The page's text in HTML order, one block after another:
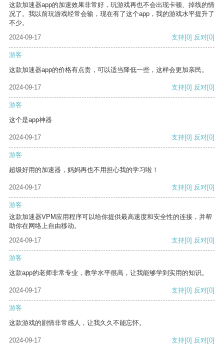
这款加速器app的加速效果非常好，玩游戏再也不会出现卡顿、掉线的情
况了。我以前玩游戏经常会输，现在有了这个app，我的游戏水平提升了
不少。
2024-09-17
支持[0] 反对[0]
游客
这款加速器app的价格有点贵，可以适当降低一些，这样会更加亲民。
2024-09-17 支持[0] 反对[0]
游客
这个是app神器
2024-09-17 支持[0] 反对[0]
游客
超级好用的加速器，妈妈再也不用担心我的学习啦！
2024-09-17 支持[0] 反对[0]
游客
这款加速器VPM应用程序可以给你提供最高速度和安全性的连接，并帮
助你在网络上自由移动。
2024-09-17
支持[0] 反对[0]
游客
这款app的老师非常专业，教学水平很高，让我能够学到实用的知识。
2024-09-17 支持[0] 反对[0]
游客
这款游戏的剧情非常感人，让我久久不能忘怀。
2024-09-17 支持[0] 反对[0]